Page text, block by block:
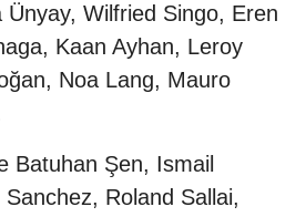
Ünyay, Wilfried Singo, Eren
Kaan Ayhan, Leroy
Noa Lang, Mauro
Batuhan Şen, Ismail
Roland Sallai,